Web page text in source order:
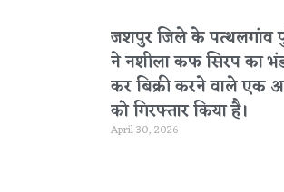
जशपुर जिले के पत्थलगांव
ने नशीला कफ सिरप का
कर बिक्री करने वाले एक
को गिरफ्तार किया है।
April 30, 2026